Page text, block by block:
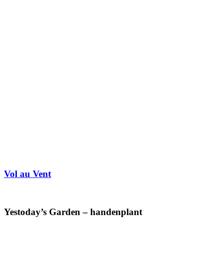
Vol au Vent
Yestoday’s Garden – handenplant